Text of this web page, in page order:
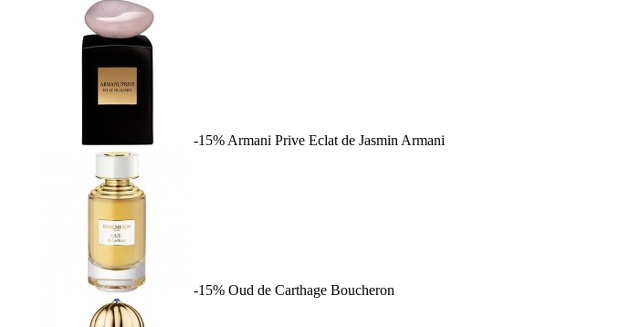
-15% Armani Prive Eclat de Jasmin Armani
-15% Oud de Carthage Boucheron